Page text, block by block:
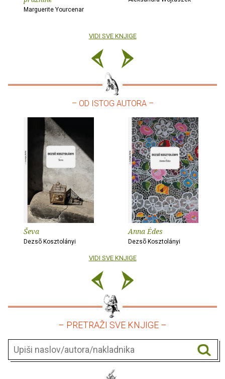
Marguerite Yourcenar
VIDI SVE KNJIGE
– OD ISTOG AUTORA –
Ševa
Dezsõ Kosztolányi
Anna Édes
Dezsõ Kosztolányi
VIDI SVE KNJIGE
– PRETRAŽI SVE KNJIGE –